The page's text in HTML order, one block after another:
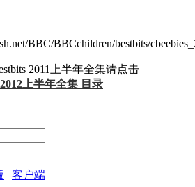
BBC/BBCchildren/bestbits/
2011上半年全集请点击
上半年全集 目录
| 客户端